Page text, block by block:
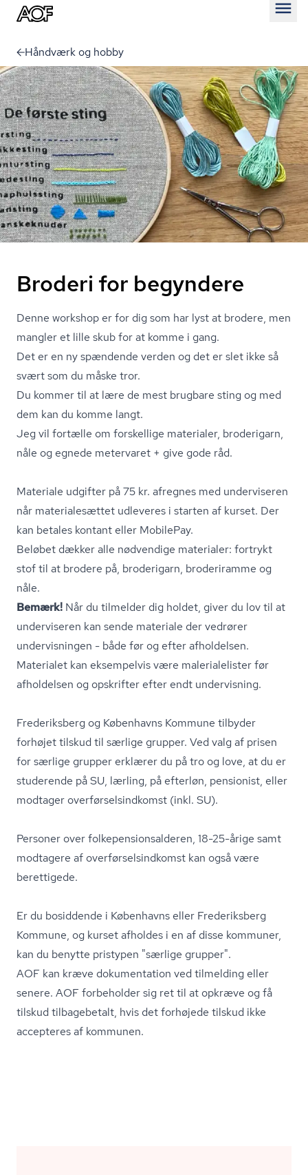
Håndværk og hobby
Broderi for begyndere
Denne workshop er for dig som har lyst at brodere, men
mangler et lille skub for at komme i gang.
Det er en ny spændende verden og det er slet ikke så
svært som du måske tror.
Du kommer til at lære de mest brugbare sting og med
dem kan du komme langt.
Jeg vil fortælle om forskellige materialer, broderigarn,
nåle og egnede metervaret + give gode råd.
Materiale udgifter på 75 kr. afregnes med underviseren
når ma­te­ri­a­le­sæt­tet udleveres i starten af kurset. Der
kan betales kontant eller MobilePay.
Beløbet dækker alle nødvendige materialer: fortrykt
stof til at brodere på, broderigarn, broderiramme og
nåle.
Bemærk! Når du tilmelder dig holdet, giver du lov til at
underviseren kan sende materiale der vedrører
undervisningen - både før og efter afholdelsen.
Materialet kan eksempelvis være ma­le­ri­a­le­li­ster før
afholdelsen og opskrifter efter endt undervisning.
Frederiksberg og Københavns Kommune tilbyder
forhøjet tilskud til særlige grupper. Ved valg af prisen
for særlige grupper erklærer du på tro og love, at du er
studerende på SU, lærling, på efterløn, pensionist, eller
modtager over­før­sels­ind­komst (inkl. SU).
Personer over fol­ke­pen­sions­al­de­ren, 18-25-årige samt
modtagere af over­før­sels­ind­komst kan også være
berettigede.
Er du bosiddende i Københavns eller Frederiksberg
Kommune, og kurset afholdes i en af disse kommuner,
kan du benytte pristypen "særlige grupper".
AOF kan kræve dokumentation ved tilmelding eller
senere. AOF forbeholder sig ret til at opkræve og få
tilskud tilbagebetalt, hvis det forhøjede tilskud ikke
accepteres af kommunen.